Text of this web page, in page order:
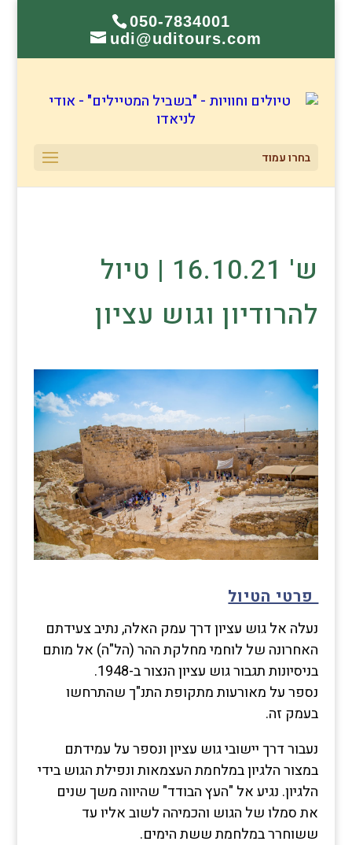
050-7834001
udi@uditours.com
בחרו עמוד
ש' 16.10.21 | טיול
להרודיון וגוש עציון
פרטי הטיול
נעלה אל גוש עציון דרך עמק האלה, נתיב צעידתם
האחרונה של לוחמי מחלקת ההר (הל"ה) אל מותם
בניסיונות תגבור גוש עציון הנצור ב-1948.
נספר על מאורעות מתקופת התנ"ך שהתרחשו
בעמק זה.
נעבור דרך יישובי גוש עציון ונספר על עמידתם
במצור הלגיון במלחמת העצמאות ונפילת הגוש בידי
הלגיון. נגיע אל "העץ הבודד" שהיווה משך שנים
את סמלו של הגוש והכמיהה לשוב אליו עד
ששוחרר במלחמת ששת הימים.